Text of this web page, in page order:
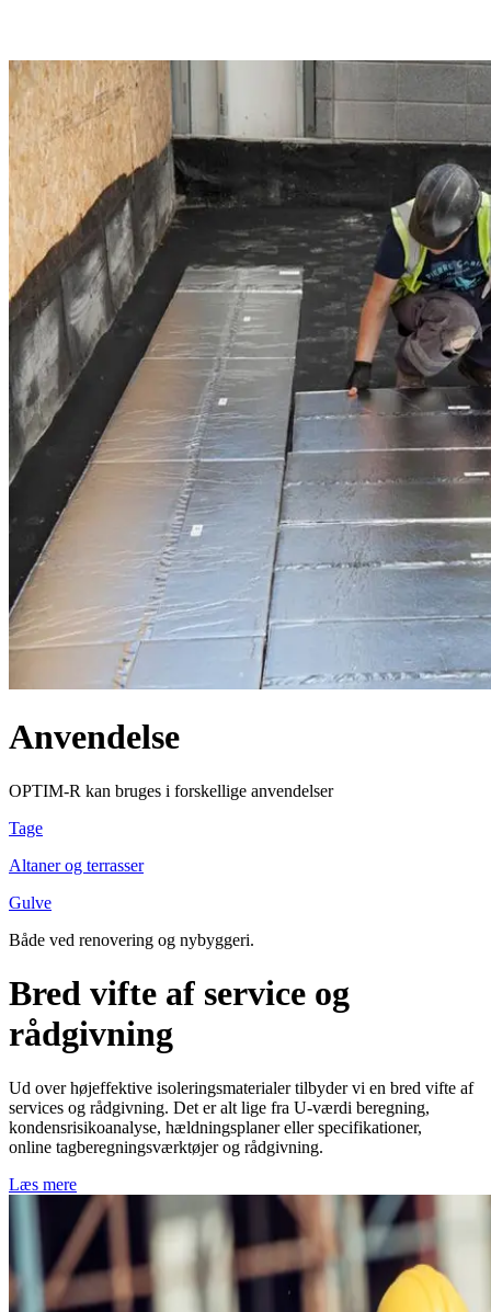
Anvendelse
OPTIM-R kan bruges i forskellige anvendelser
Tage
Altaner og terrasser
Gulve
Både ved renovering og nybyggeri.
Bred vifte af service og
rådgivning
Ud over højeffektive isoleringsmaterialer tilbyder vi en bred vifte af
services og rådgivning. Det er alt lige fra U-værdi beregning,
kondensrisikoanalyse, hældningsplaner eller specifikationer,
online tagberegningsværktøjer og rådgivning.
Læs mere